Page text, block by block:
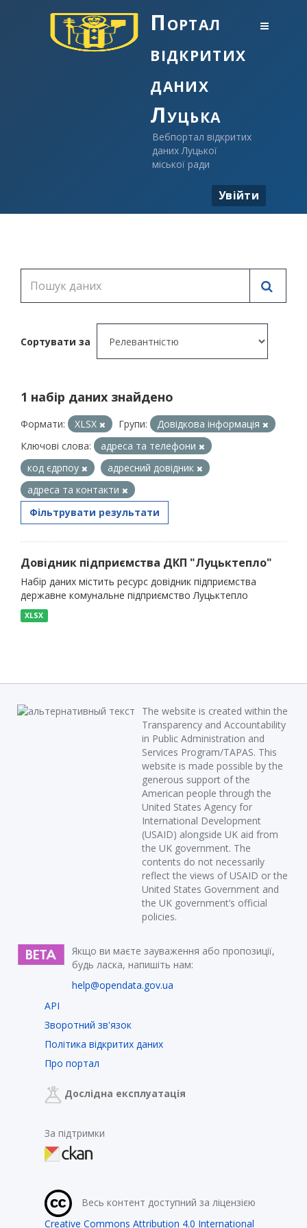
Портал
відкритих
даних
Луцька
Вебпортал відкритих
даних Луцької
міської ради
Увійти
Сортувати за
1 набір даних знайдено
Формати: XLSX Групи:
Довідкова інформація
Ключові слова:
адреса та телефони
код єдрпоу
адресний довідник
адреса та контакти
Фільтрувати результати
Довідник підприємства ДКП "Луцьктепло"
Набір даних містить ресурс довідник підприємства
державне комунальне підприємство Луцьктепло
XLSX
The website is created within the
Transparency and Accountability
in Public Administration and
Services Program/TAPAS. This
website is made possible by the
generous support of the
American people through the
United States Agency for
International Development
(USAID) alongside UK aid from
the UK government. The
contents do not necessarily
reflect the views of USAID or the
United States Government and
the UK government’s official
policies.
Якщо ви маєте зауваження або пропозиції,
будь ласка, напишіть нам:
help@opendata.gov.ua
API
Зворотний зв'язок
Політика відкритих даних
Про портал
Дослідна експлуатація
За підтримки
Весь контент доступний за ліцензією
Creative Commons Attribution 4.0 International